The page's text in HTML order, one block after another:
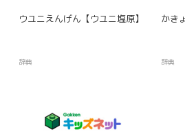
ウユニえんげん【ウユニ塩原】
辞典
かき
辞典